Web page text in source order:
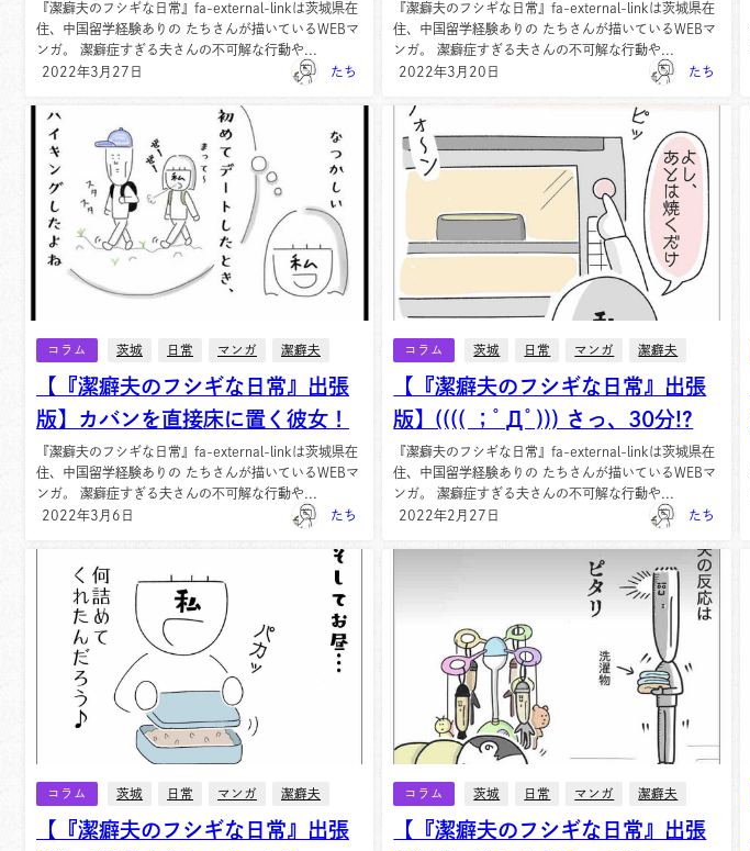
『潔癖夫のフシギな日常』fa-external-linkは茨城県在
住、中国留学経験ありの たちさんが描いているWEBマ
ンガ。 潔癖症すぎる夫さんの不可解な行動や...
2022年3月27日
たち
『潔癖夫のフシギな日常』fa-external-linkは茨城県在
住、中国留学経験ありの たちさんが描いているWEBマ
ンガ。 潔癖症すぎる夫さんの不可解な行動や...
2022年3月20日
たち
コラム 茨城 日常 マンガ 潔癖夫
【『潔癖夫のフシギな日常』出張
版】カバンを直接床に置く彼女！
『潔癖夫のフシギな日常』fa-external-linkは茨城県在
住、中国留学経験ありの たちさんが描いているWEBマ
ンガ。 潔癖症すぎる夫さんの不可解な行動や...
2022年3月6日
たち
コラム 茨城 日常 マンガ 潔癖夫
【『潔癖夫のフシギな日常』出張
版】(((( ；ﾟДﾟ))) さっ、30分!?
『潔癖夫のフシギな日常』fa-external-linkは茨城県在
住、中国留学経験ありの たちさんが描いているWEBマ
ンガ。 潔癖症すぎる夫さんの不可解な行動や...
2022年2月27日
たち
コラム 茨城 日常 マンガ 潔癖夫
【『潔癖夫のフシギな日常』出張
コラム 茨城 日常 マンガ 潔癖夫
【『潔癖夫のフシギな日常』出張